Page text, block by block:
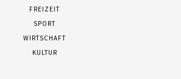
FREIZEIT
SPORT
WIRTSCHAFT
KULTUR